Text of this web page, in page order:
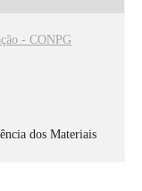
- CONPG
dos Materiais